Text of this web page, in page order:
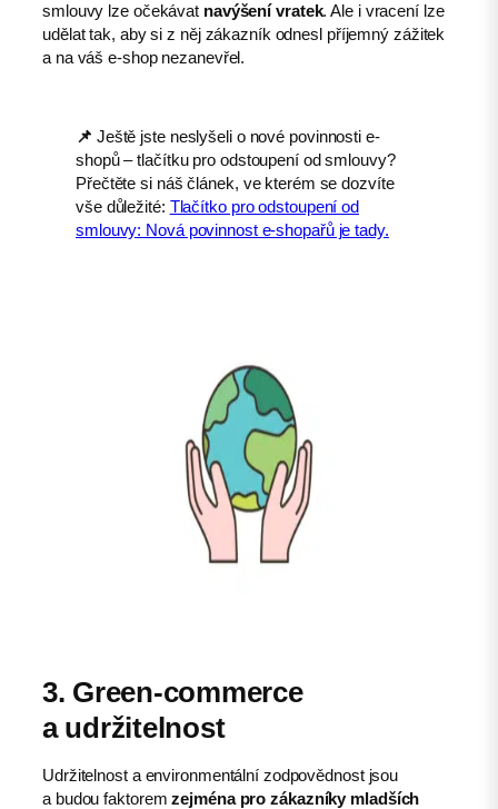
smlouvy lze očekávat navýšení vratek. Ale i vracení lze
udělat tak, aby si z něj zákazník odnesl příjemný zážitek
a na váš e-shop nezanevřel.
📌 Ještě jste neslyšeli o nové povinnosti e-
shopů – tlačítku pro odstoupení od smlouvy?
Přečtěte si náš článek, ve kterém se dozvíte
vše důležité: Tlačítko pro odstoupení od
smlouvy: Nová povinnost e‑shopařů je tady.
3. Green-commerce
a udržitelnost
Udržitelnost a environmentální zodpovědnost jsou
a budou faktoremzejména pro zákazníky mladších